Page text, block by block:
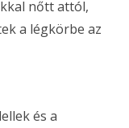
nőtt attól,
a légkörbe az
és a